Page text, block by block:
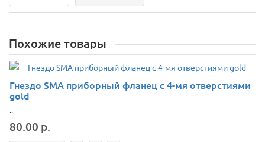
Похожие товары
Гнездо SMA приборный фланец с 4-мя отверстиями
gold
..
80.00 р.